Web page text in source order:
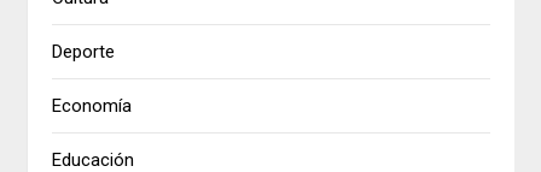
Deporte
Economía
Educación